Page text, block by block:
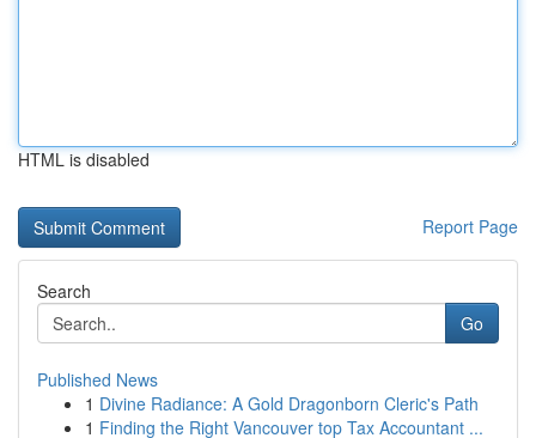
HTML is disabled
Report Page
Search
Go
Published News
1 Divine Radiance: A Gold Dragonborn Cleric's Path
1 Finding the Right Vancouver top Tax Accountant ...